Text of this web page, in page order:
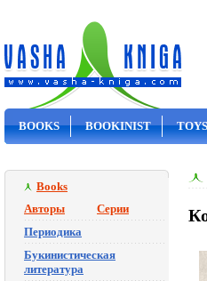
BOOKS BOOKINIST
Books
Авторы
Серии
Периодика
Букинистическая
литература